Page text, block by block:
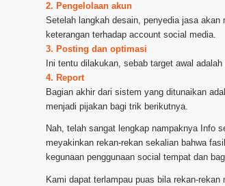
2. Pengelolaan akun
Setelah langkah desain, penyedia jasa
keterangan terhadap account social media.
3. Posting dan optimasi
Ini tentu dilakukan, sebab target awal
4. Report
Bagian akhir dari sistem yang ditunaikan
menjadi pijakan bagi trik berikutnya.
Nah, telah sangat lengkap nampaknya Info
meyakinkan rekan-rekan sekalian bahwa
kegunaan penggunaan social tempat dan
Kami dapat terlampau puas bila rekan-